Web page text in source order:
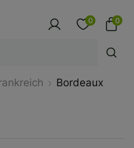
0 0
Bordeaux